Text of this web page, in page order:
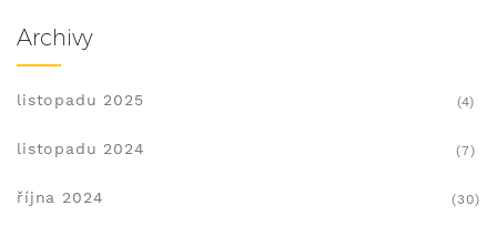
Archivy
listopadu 2025 (4)
listopadu 2024 (7)
října 2024 (30)